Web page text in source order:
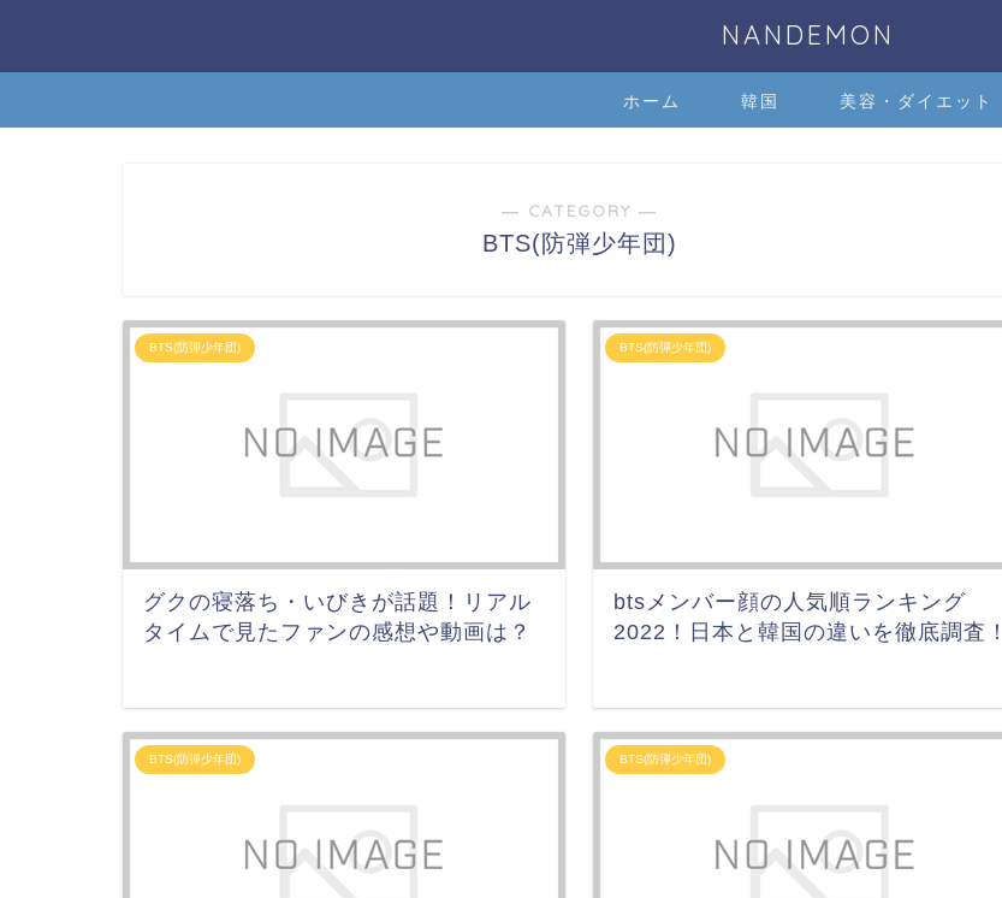
NANDEMON
ホーム 韓国 美容・ダイエット
― CATEGORY ―
BTS(防弾少年団)
BTS(防弾少年団)
グクの寝落ち・いびきが話題！リアル
タイムで見たファンの感想や動画は？
BTS(防弾少年団)
btsメンバー顔の人気順ランキング
2022！日本と韓国の違いを徹底調査！
BTS(防弾少年団) BTS(防弾少年団)